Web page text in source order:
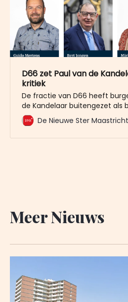
D66 zet Paul van de
kritiek
De fractie van D66 heeft
de Kandelaar buitengezet als
fractie van D66 Maastricht
verontwaardiging
De Nieuwe Ster Maastricht
Meer Nieuws